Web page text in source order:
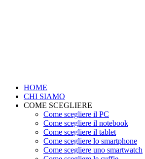
HOME
CHI SIAMO
COME SCEGLIERE
Come scegliere il PC
Come scegliere il notebook
Come scegliere il tablet
Come scegliere lo smartphone
Come scegliere uno smartwatch